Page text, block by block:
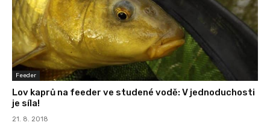
Feeder
Lov kaprů na feeder ve studené vodě: V jednoduchosti
je síla!
21. 8. 2018